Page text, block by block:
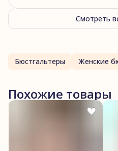
Смотреть
Бюстгальтеры Женские
Похожие товары